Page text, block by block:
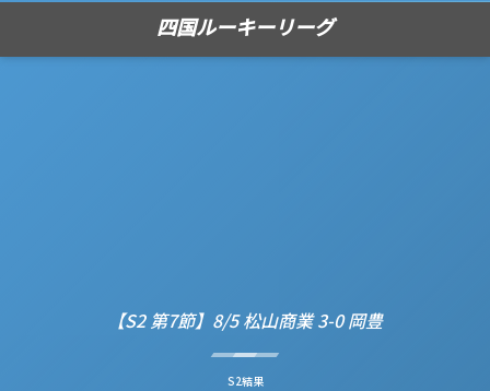
四国ルーキーリーグ
【S2 第7節】8/5 松山商業 3-0 岡豊
S2結果